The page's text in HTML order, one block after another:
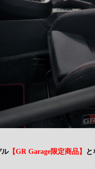
ル【GR Garage限定商品】 と